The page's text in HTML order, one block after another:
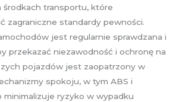
transportu, które
zagraniczne standardy pewności.
jest regularnie sprawdzana i
przekazać niezawodność i ochronę na
pojazdów jest zaopatrzony w
spokoju, w tym ABS i
minimalizuje ryzyko w wypadku